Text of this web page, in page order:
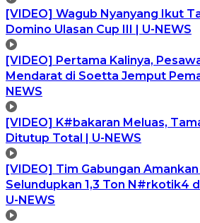
[VIDEO] Wagub Nyanyang Ikut
Domino Ulasan Cup III | U-NEWS
[VIDEO] Pertama Kalinya,
Mendarat di Soetta Jemput
NEWS
[VIDEO] K#bakaran Meluas,
Ditutup Total | U-NEWS
[VIDEO] Tim Gabungan
Selundupkan 1,3 Ton N#rkotik4
U-NEWS